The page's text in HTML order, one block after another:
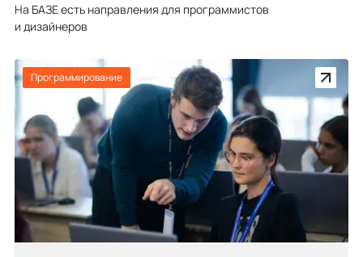
На БАЗЕ есть направления для программистов
и дизайнеров
Программирование